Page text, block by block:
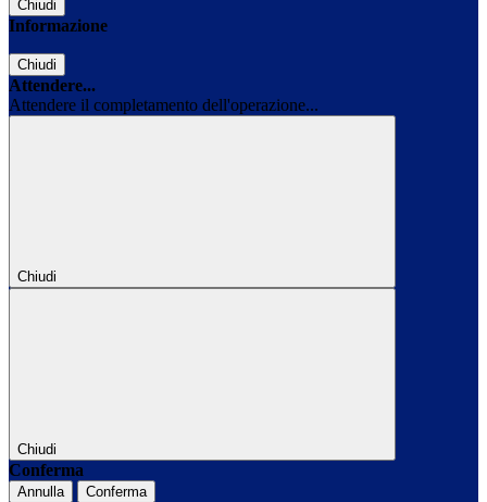
Chiudi
Informazione
Chiudi
Attendere...
Attendere il completamento dell'operazione...
Chiudi
Chiudi
Conferma
Annulla Conferma